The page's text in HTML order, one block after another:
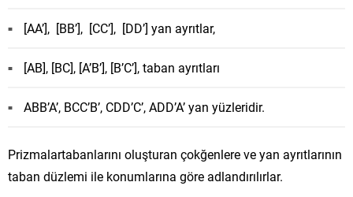
[AA’], [BB’], [CC’], [DD’] yan ayrıtlar,
[AB], [BC], [A’B’], [B’C’], taban ayrıtları
ABB’A’, BCC’B’, CDD’C’, ADD’A’ yan yüzleridir.
Prizmalartabanlarını oluşturan çokğenlere ve yan ayrıtlarının
taban düzlemi ile konumlarına göre adlandırılırlar.